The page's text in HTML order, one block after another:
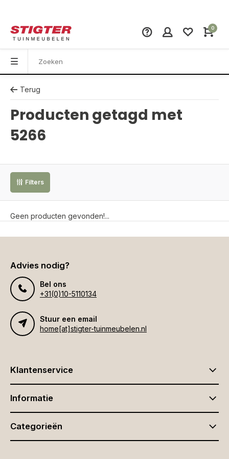
0
Terug
Producten getagd met
5266
Filters
Geen producten gevonden!...
Advies nodig?
Bel ons
+31(0)10-5110134
Stuur een email
home[at]stigter-tuinmeubelen.nl
Klantenservice
Informatie
Categorieën